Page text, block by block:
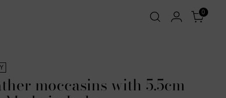
0
moccasins with 5.5cm